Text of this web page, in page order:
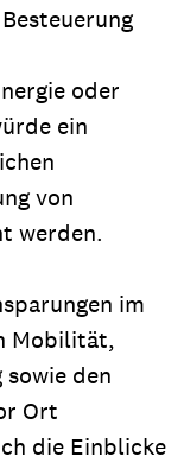
oder
ein
von
werden.
im
Mobilität,
den
Ort
die Einblicke